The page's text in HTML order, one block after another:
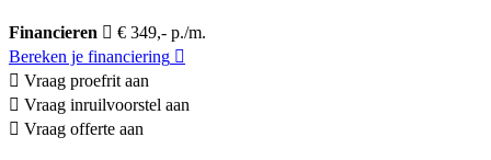
Financieren
€ 349,- p./m.
Bereken je financiering
Vraag proefrit aan
Vraag inruilvoorstel aan
Vraag offerte aan